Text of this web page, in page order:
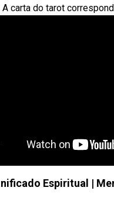
A carta do tarot
Espiritual |